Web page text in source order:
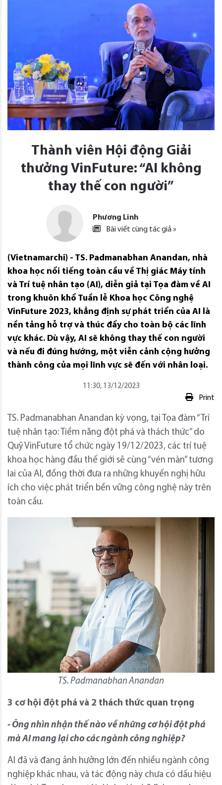
Thành viên Hội động Giải
thưởng VinFuture: “AI không
thay thế con người”
Phương Linh
Bài viết cùng tác giả »
(Vietnamarchi) - TS. Padmanabhan Anandan, nhà
khoa học nổi tiếng toàn cầu về Thị giác Máy tính
và Trí tuệ nhân tạo (AI), diễn giả tại Tọa đàm về AI
trong khuôn khổ Tuần lễ Khoa học Công nghệ
VinFuture 2023, khẳng định sự phát triển của AI là
nền tảng hỗ trợ và thúc đẩy cho toàn bộ các lĩnh
vực khác. Dù vậy, AI sẽ không thay thế con người
và nếu đi đúng hướng, một viễn cảnh cộng hưởng
thành công của mọi lĩnh vực sẽ đến với nhân loại.
11:30, 13/12/2023
Print
TS. Padmanabhan Anandan kỳ vọng, tại Tọa đàm “Trí
tuệ nhân tạo: Tiềm năng đột phá và thách thức” do
Quỹ VinFuture tổ chức ngày 19/12/2023, các trí tuệ
khoa học hàng đầu thế giới sẽ cùng “vén màn” tương
lai của AI, đồng thời đưa ra những khuyến nghị hữu
ích cho việc phát triển bền vững công nghệ này trên
toàn cầu.
TS. Padmanabhan Anandan
3 cơ hội đột phá và 2 thách thức quan trọng
- Ông nhìn nhận thế nào về những cơ hội đột phá
mà AI mang lại cho các ngành công nghiệp?
AI đã và đang ảnh hưởng lớn đến nhiều ngành công
nghiệp khác nhau, và tác động này chưa có dấu hiệu